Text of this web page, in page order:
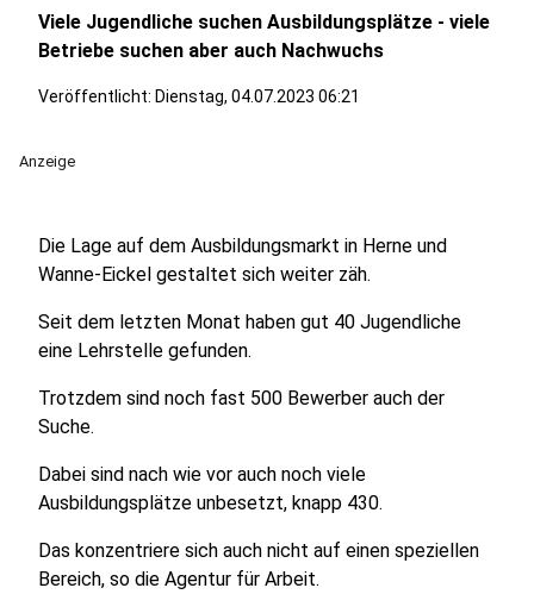
Viele Jugendliche suchen Ausbildungsplätze - viele
Betriebe suchen aber auch Nachwuchs
Veröffentlicht: Dienstag, 04.07.2023 06:21
Anzeige
Die Lage auf dem Ausbildungsmarkt in Herne und
Wanne-Eickel gestaltet sich weiter zäh.
Seit dem letzten Monat haben gut 40 Jugendliche
eine Lehrstelle gefunden.
Trotzdem sind noch fast 500 Bewerber auch der
Suche.
Dabei sind nach wie vor auch noch viele
Ausbildungsplätze unbesetzt, knapp 430.
Das konzentriere sich auch nicht auf einen speziellen
Bereich, so die Agentur für Arbeit.